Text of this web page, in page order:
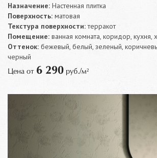
Назначение: Настенная плитка
Поверхность: матовая
Текстура поверхности:терракот
Помещение: ванная комната, коридор, кухня,
Оттенок: бежевый, белый, зеленый,
черный
Цена от 6 290 руб./м²